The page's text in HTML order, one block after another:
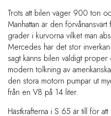
Trots att bilen väger 900 ton
Manhattan är den
grader i kurvorna vilket man
Mercedes har det stor
sagt känns bilen väldigt
modern tolkning av
den stora motorn pumpar ut
från en V8 på 14 liter.
Hästkrafterna i S 65 är till för